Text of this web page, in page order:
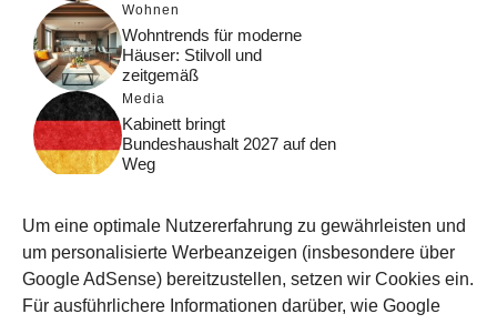
Um eine optimale Nutzererfahrung zu gewährleisten und
um personalisierte Werbeanzeigen (insbesondere über
Google AdSense) bereitzustellen, setzen wir Cookies ein.
Für ausführlichere Informationen darüber, wie Google
Wohnen
Wohntrends für moderne
Häuser: Stilvoll und
zeitgemäß
Media
Kabinett bringt
Bundeshaushalt 2027 auf den
Weg
Funktionsweise, Prozesse
und Rankinglogik
Computer
Wieso habe ich im moment